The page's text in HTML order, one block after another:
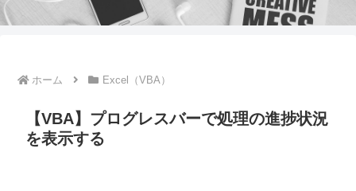
ホーム Excel（VBA）
【VBA】プログレスバーで処理の進捗状況
を表示する